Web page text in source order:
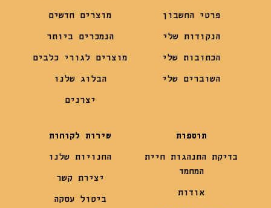
פרטי החשבון
הנקודות שלי
הכתובות שלי
השוברים שלי
מוצרים חדשים
הנמכרים ביותר
מוצרים לגורי כלבים
הבלוג שלנו
יצרנים
תוספות
בדיקת התנהגות חיית
המחמד
אודות
שירות לקוחות
החנויות שלנו
יצירת קשר
ביטול עסקה